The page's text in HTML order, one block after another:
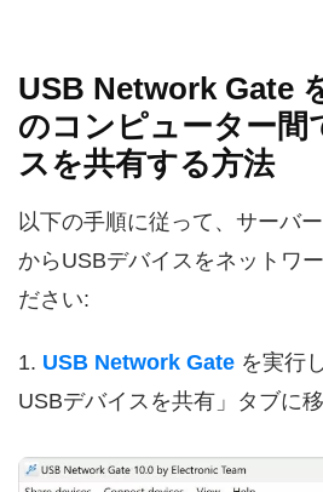
USB Network Gate
のコンピューター間
スを共有する方法
以下の手順に従って、サーバ
からUSBデバイスをネットワ
ださい:
1. USB Network Gate を実行
USBデバイスを共有」タブに